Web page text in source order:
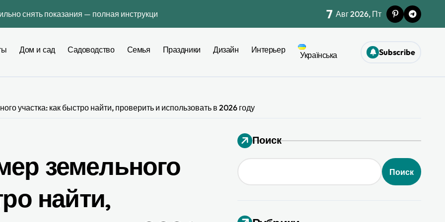
снять показания — полная инструкция без ошибок
профессиональное руководство по созданию гармоничной палитры
действуют сейчас в Украине
мебели и отделки в квартире — честное сравнение 2026
для поиска платформ
сроки, региональная таблица и пошаговая инструкция
7 Авг 2026, Пт
Дом и сад Садоводство Семья Праздники Дизайн Интерьер
Українська Subscribe
участка: как быстро найти, проверить и использовать в 2026 году
земельного
найти,
Поиск
Поиск